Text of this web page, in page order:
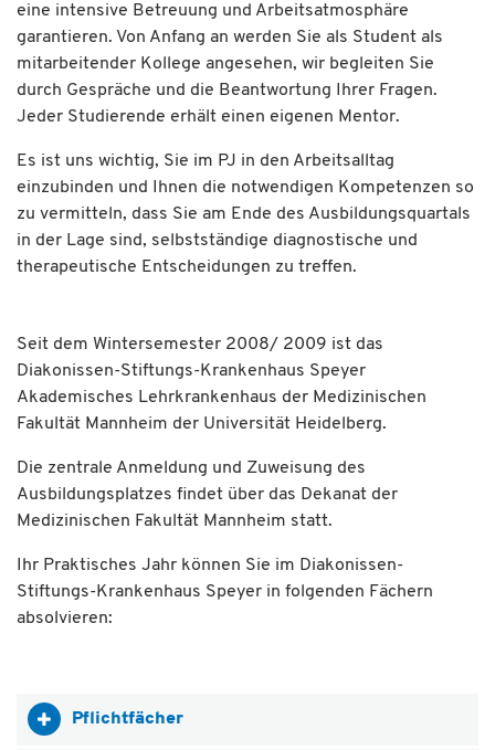
eine intensive Betreuung und Arbeitsatmosphäre
garantieren. Von Anfang an werden Sie als Student als
mitarbeitender Kollege angesehen, wir begleiten Sie
durch Gespräche und die Beantwortung Ihrer Fragen.
Jeder Studierende erhält einen eigenen Mentor.
Es ist uns wichtig, Sie im PJ in den Arbeitsalltag
einzubinden und Ihnen die notwendigen Kompetenzen so
zu vermitteln, dass Sie am Ende des Ausbildungsquartals
in der Lage sind, selbstständige diagnostische und
therapeutische Entscheidungen zu treffen.
Seit dem Wintersemester 2008/ 2009 ist das
Diakonissen-Stiftungs-Krankenhaus Speyer
Akademisches Lehrkrankenhaus der Medizinischen
Fakultät Mannheim der Universität Heidelberg.
Die zentrale Anmeldung und Zuweisung des
Ausbildungsplatzes findet über das Dekanat der
Medizinischen Fakultät Mannheim statt.
Ihr Praktisches Jahr können Sie im Diakonissen-
Stiftungs-Krankenhaus Speyer in folgenden Fächern
absolvieren:
Pflichtfächer